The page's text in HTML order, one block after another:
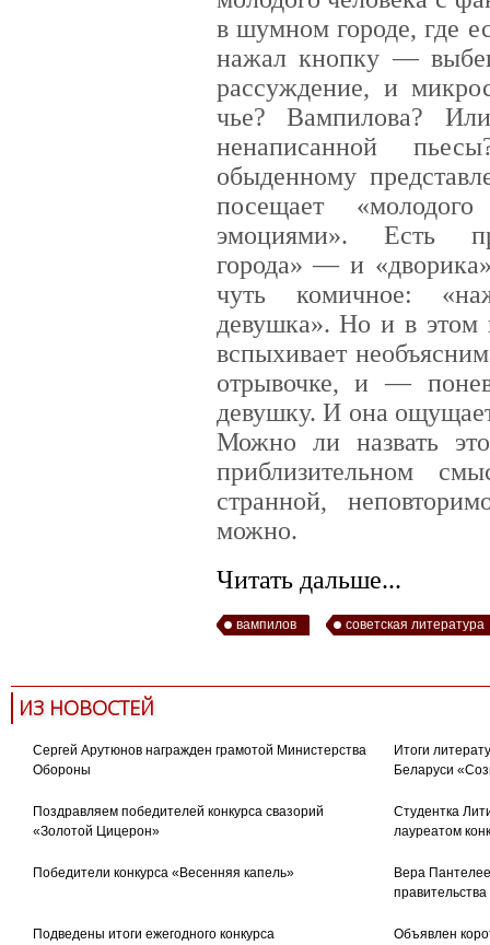
в шумном городе, где
нажал кнопку —
рассуждение, и
чье? Вампилова?
ненаписанной
обыденному
посещает
эмоциями». Есть
города» — и
чуть комичное:
девушка». Но и в этом
вспыхивает
отрывочке, и —
девушку. И она
Можно ли назвать
приблизительном
странной,
можно.
Читать дальше...
вампилов советская литература
ИЗ НОВОСТЕЙ
Сергей Арутюнов награжден грамотой Министерства
Обороны
Итоги
Беларуси
Поздравляем победителей конкурса свазорий
«Золотой Цицерон»
Студентка
лауреатом
Победители конкурса «Весенняя капель»
Вера
Подведены итоги ежегодного конкурса
Объявлен